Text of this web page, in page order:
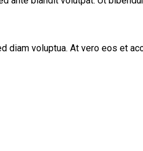
diam voluptua. At vero eos et